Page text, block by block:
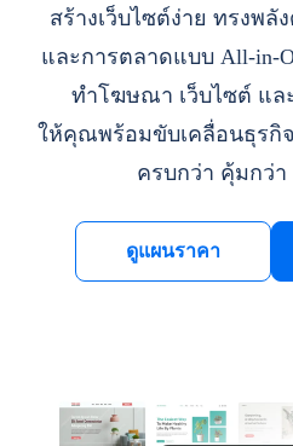
สร้างเว็บไซต์ง่าย ทรงพลั
และการตลาดแบบ All-in-
ทำโฆษณา เว็บไซต์ แล
ให้คุณพร้อมขับเคลื่อนธุรกิ
ครบกว่า คุ้มกว่า
ดูแผนราคา